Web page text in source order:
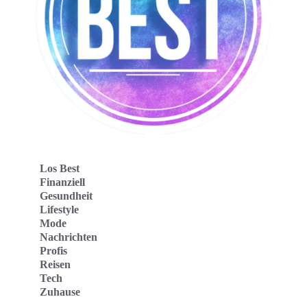
Los Best
Finanziell
Gesundheit
Lifestyle
Mode
Nachrichten
Profis
Reisen
Tech
Zuhause